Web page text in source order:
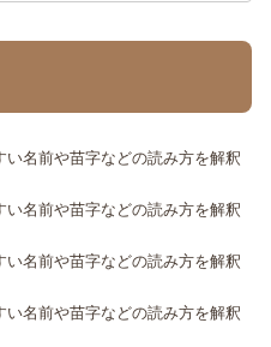
い名前や苗字などの読み方を解釈
い名前や苗字などの読み方を解釈
い名前や苗字などの読み方を解釈
い名前や苗字などの読み方を解釈